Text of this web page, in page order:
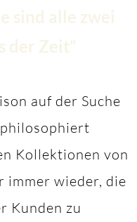
sind alle zwei
der Zeit“
auf der Suche
philosophiert
Kollektionen von
immer wieder, die
Kunden zu